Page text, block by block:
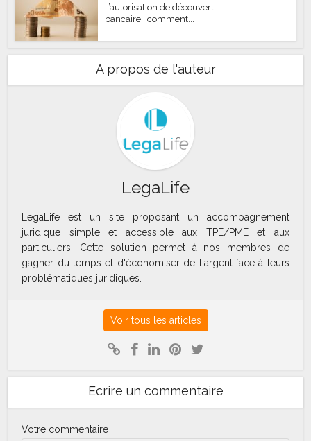
L’autorisation de découvert
bancaire : comment...
A propos de l'auteur
LegaLife
LegaLife est un site proposant un accompagnement
juridique simple et accessible aux TPE/PME et aux
particuliers. Cette solution permet à nos membres de
gagner du temps et d'économiser de l'argent face à leurs
problématiques juridiques.
Voir tous les articles
Ecrire un commentaire
Votre commentaire